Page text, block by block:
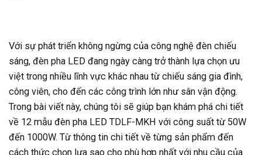
Với sự phát triển không ngừng của công nghệ đèn chiếu
sáng, đèn pha LED đang ngày càng trở thành lựa chọn ưu
việt trong nhiều lĩnh vực khác nhau từ chiếu sáng gia đình,
công viên, cho đến các công trình lớn như sân vận động.
Trong bài viết này, chúng tôi sẽ giúp bạn khám phá chi tiết
về 12 mẫu đèn pha LED TDLF-MKH với công suất từ 50W
đến 1000W. Từ thông tin chi tiết về từng sản phẩm đến
cách thức chọn lựa sao cho phù hợp nhất với nhu cầu của